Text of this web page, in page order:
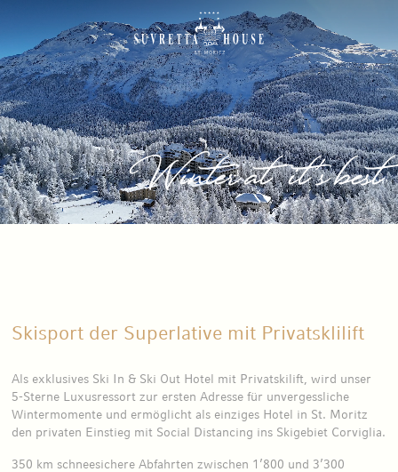
Winter at it's best
Skisport der Superlative mit Privatsklilift
Als exklusives Ski In & Ski Out Hotel mit Privatskilift, wird unser
5-Sterne Luxusressort zur ersten Adresse für unvergessliche
Wintermomente und ermöglicht als einziges Hotel in St. Moritz
den privaten Einstieg mit Social Distancing ins Skigebiet Corviglia.
350 km schneesichere Abfahrten zwischen 1’800 und 3’300